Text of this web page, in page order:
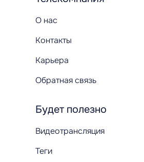
О нас
Контакты
Карьера
Обратная связь
Будет полезно
Видеотрансляция
Теги